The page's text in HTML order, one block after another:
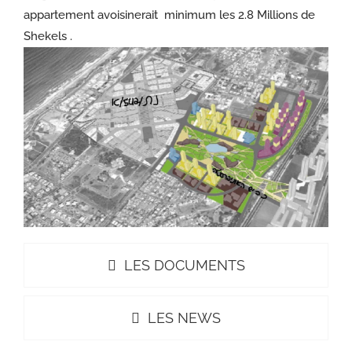
appartement avoisinerait minimum les 2.8 Millions de
Shekels .
LES DOCUMENTS
LES NEWS